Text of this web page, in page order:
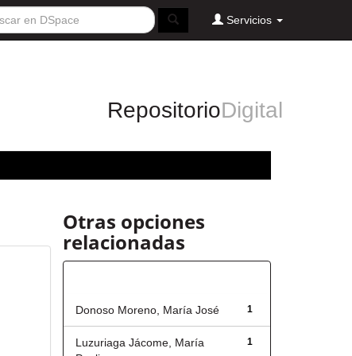
Servicios
RepositorioDigital
Otras opciones
relacionadas
1
Donoso Moreno, María José
1
Luzuriaga Jácome, María